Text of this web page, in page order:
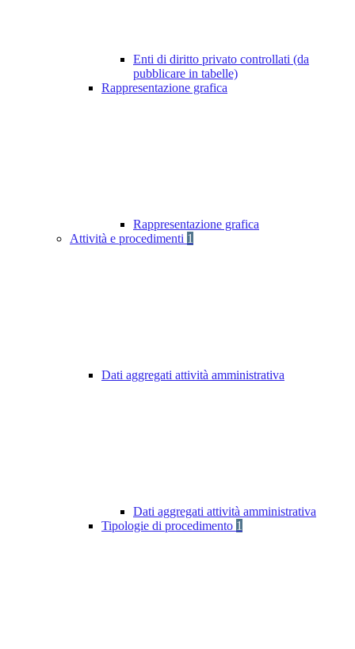
Enti di diritto privato controllati (da
pubblicare in tabelle)
Rappresentazione grafica
Rappresentazione grafica
Attività e procedimenti 1
Dati aggregati attività amministrativa
Dati aggregati attività amministrativa
Tipologie di procedimento 1